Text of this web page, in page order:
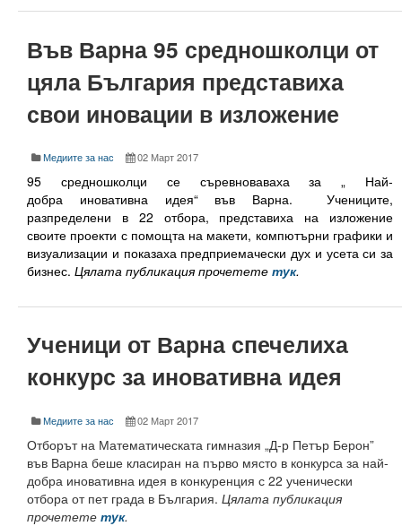
Списание КНТ
Годишник на ТУ-Варна
Образци електронни формуляри
Начало
Научноизследователски институт
Електротехнически факултет
Корабостроителен факултет
Начало
Научноизследователски институт
Във Варна 95 средношколци от
цяла България представиха
свои иновации в изложение
Медиите за нас 02 Март 2017
95 средношколци се съревноваваха за „ Най-
добра иновативна идея“ във Варна. Учениците,
разпределени в 22 отбора, представиха на изложение
своите проекти с помощта на макети, компютърни графики и
визуализации и показаха предприемачески дух и усета си за
бизнес. Цялата публикация прочетете тук.
Ученици от Варна спечелиха
конкурс за иновативна идея
Медиите за нас 02 Март 2017
Отборът на Математическата гимназия „Д-р Петър Берон”
във Варна беше класиран на първо място в конкурса за най-
добра иновативна идея в конкуренция с 22 ученически
отбора от пет града в България. Цялата публикация
прочетете тук.